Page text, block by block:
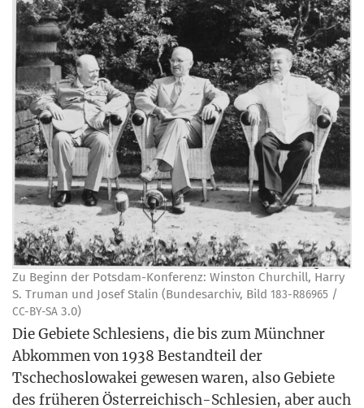
Zu Beginn der Pots­dam-Kon­fe­renz: Win­s­ton Chur­chill, Har­ry
S. Tru­man und Josef Sta­lin (Bun­des­ar­chiv, Bild 183-R86965 /
CC-BY-SA 3.0)
Die Gebie­te Schle­si­ens, die bis zum Münch­ner
Abkom­men von 1938 Bestand­teil der
Tsche­cho­slo­wa­kei gewe­sen waren, also Gebie­te
des frü­he­ren Öster­rei­chisch-Schle­si­en, aber auch